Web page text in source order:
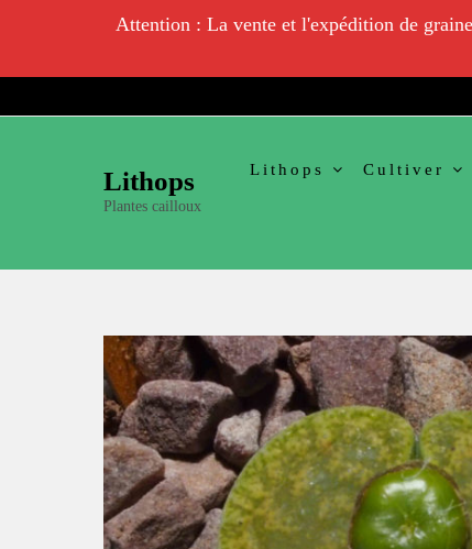
to
Lithops
Plantes cailloux
Lithops Cultiver
Attention : La vente et l'expédition de